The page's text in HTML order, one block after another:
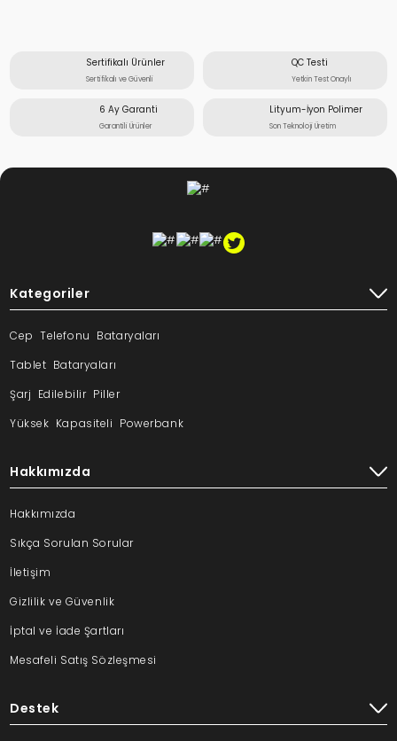
Sertifikalı Ürünler
Sertifikalı ve Güvenli
QC Testi
Yetkin Test Onaylı
6 Ay Garanti
Garantili Ürünler
Lityum-İyon Polimer
Son Teknoloji Üretim
Kategoriler
Cep Telefonu Bataryaları
Tablet Bataryaları
Şarj Edilebilir Piller
Yüksek Kapasiteli Powerbank
Hakkımızda
Hakkımızda
Sıkça Sorulan Sorular
İletişim
Gizlilik ve Güvenlik
İptal ve İade Şartları
Mesafeli Satış Sözleşmesi
Destek